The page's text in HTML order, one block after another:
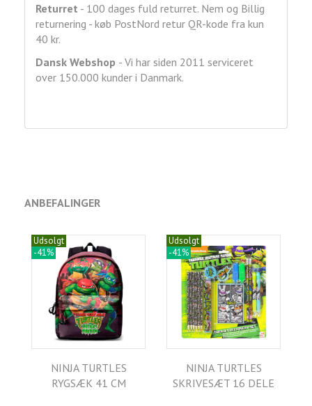
Returret - 100 dages fuld returret. Nem og Billig
returnering - køb PostNord retur QR-kode fra kun
40 kr.
Dansk Webshop - Vi har siden 2011 serviceret
over 150.000 kunder i Danmark.
ANBEFALINGER
Udsolgt
-41%
NINJA TURTLES
RYGSÆK 41 CM
Udsolgt
-41%
NINJA TURTLES
SKRIVESÆT 16 DELE